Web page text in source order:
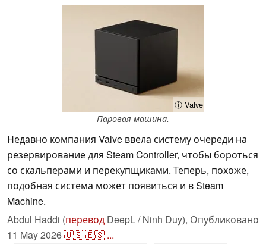
ⓘ Valve
Паровая машина.
Недавно компания Valve ввела систему очереди на
резервирование для Steam Controller, чтобы бороться
со скальперами и перекупщиками. Теперь, похоже,
подобная система может появиться и в Steam
Machine.
Abdul Haddi (перевод DeepL / Ninh Duy), Опубликовано
11 May 2026🇺🇸🇪🇸 ...